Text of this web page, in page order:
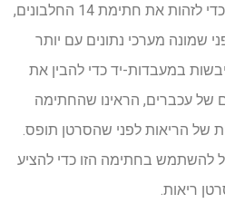
של למעלה מ-48,000 אנשים כדי לזהות את חתימת 14 החלבונים,
שמונה מערכי נתונים עם יותר
יבשות במעבדות-יד כדי להבין את
של עכברים, הראינו שהחתימה
של הריאות לפני שהסרטן תופס.
להשתמש בחתימה הזו כדי להציע
ריאות.